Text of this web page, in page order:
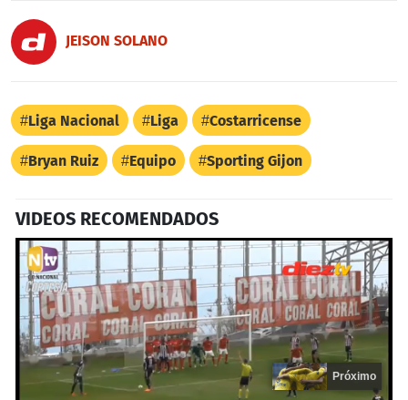
JEISON SOLANO
Liga Nacional Liga Costarricense
Bryan Ruiz Equipo Sporting Gijon
VIDEOS RECOMENDADOS
Próximo